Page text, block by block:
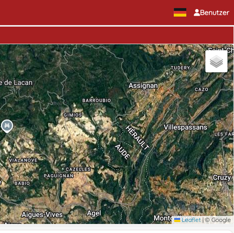
Benutzer
Leaflet |© Google